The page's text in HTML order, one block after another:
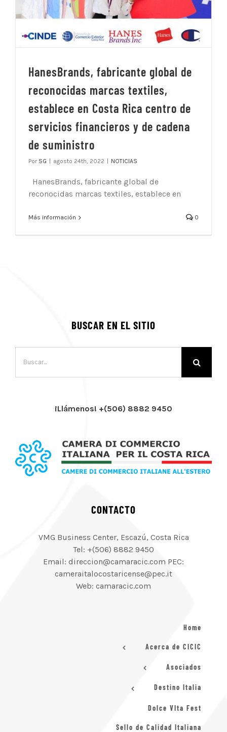
HanesBrands, fabricante global de
reconocidas marcas textiles,
establece en Costa Rica centro de
servicios financieros y de cadena
de suministro
Por SG | agosto 24th, 2022 | NOTICIAS
HanesBrands, fabricante global de
reconocidas marcas textiles, establece en
Más información 0
BUSCAR EN EL SITIO
¡Llámenos! +(506) 8882 9450
CONTACTO
VMG Business Center, Escazú, Costa Rica
Tel: +(506) 8882 9450
Email: direccion@camaracic.com PEC:
cameraitalocostaricense@pec.it
Web: camaracic.com
Home
Acerca de CICIC
Asociados
Destino Italia
Dolce VIta Fest
Sello de Calidad Italiana